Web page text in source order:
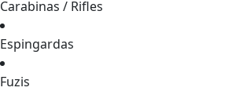
Carabinas / Rifles
Espingardas
Fuzis